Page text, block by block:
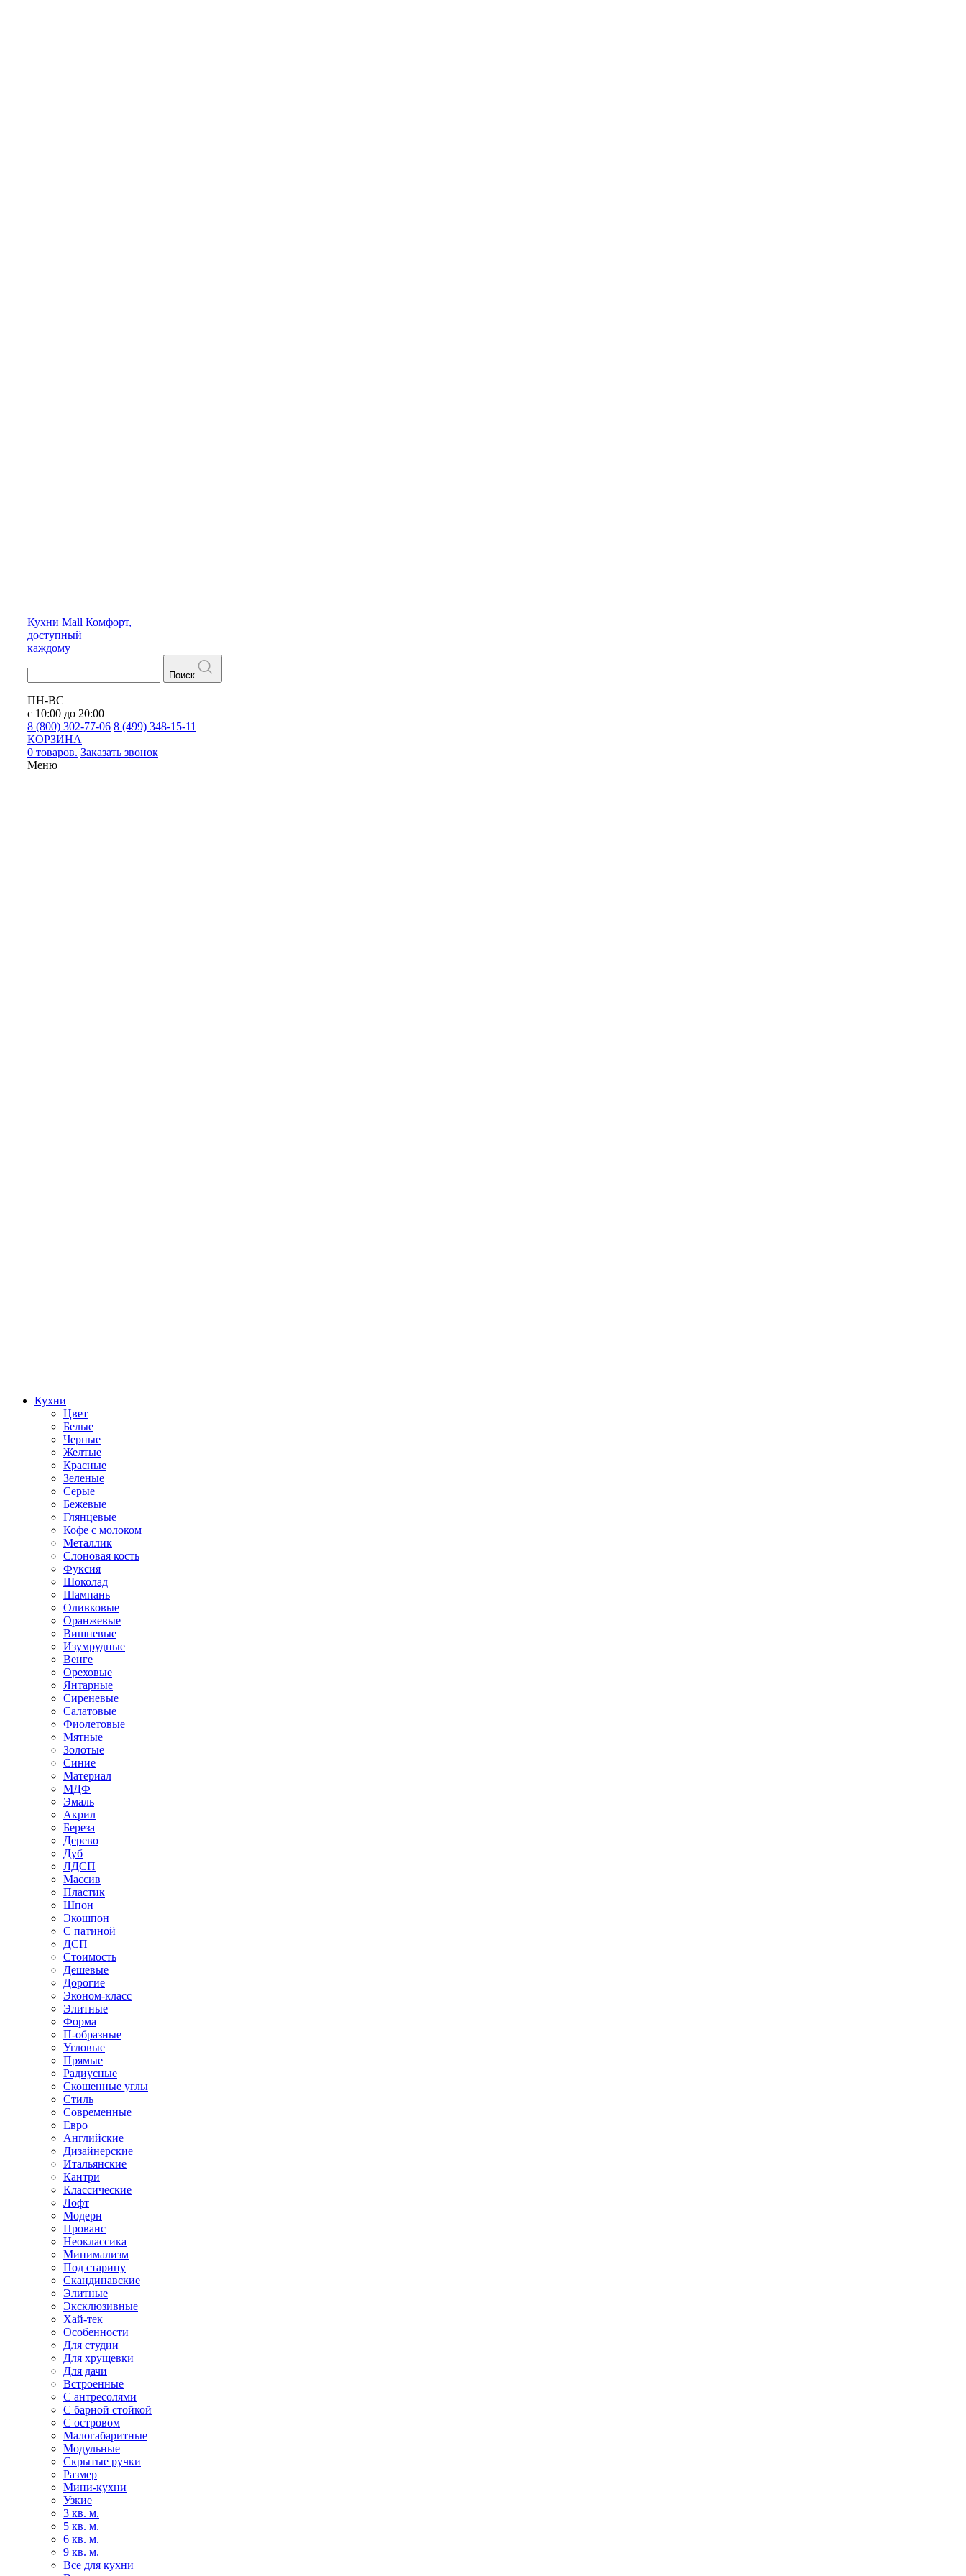
Кухни Mall Комфорт,
доступный
каждому
Поиск
ПН-ВС
с 10:00 до 20:00
8 (800) 302-77-06 8 (499) 348-15-11
КОРЗИНА
0 товаров. Заказать звонок
Меню
Кухни
Цвет
Белые
Черные
Желтые
Красные
Зеленые
Серые
Бежевые
Глянцевые
Кофе с молоком
Металлик
Слоновая кость
Фуксия
Шоколад
Шампань
Оливковые
Оранжевые
Вишневые
Изумрудные
Венге
Ореховые
Янтарные
Сиреневые
Салатовые
Фиолетовые
Мятные
Золотые
Синие
Материал
МДФ
Эмаль
Акрил
Береза
Дерево
Дуб
ЛДСП
Массив
Пластик
Шпон
Экошпон
С патиной
ДСП
Стоимость
Дешевые
Дорогие
Эконом-класс
Элитные
Форма
П-образные
Угловые
Прямые
Радиусные
Скошенные углы
Стиль
Современные
Евро
Английские
Дизайнерские
Итальянские
Кантри
Классические
Лофт
Модерн
Прованс
Неоклассика
Минимализм
Под старину
Скандинавские
Элитные
Эксклюзивные
Хай-тек
Особенности
Для студии
Для хрущевки
Для дачи
Встроенные
С антресолями
С барной стойкой
С островом
Малогабаритные
Модульные
Скрытые ручки
Размер
Мини-кухни
Узкие
3 кв. м.
5 кв. м.
6 кв. м.
9 кв. м.
Все для кухни